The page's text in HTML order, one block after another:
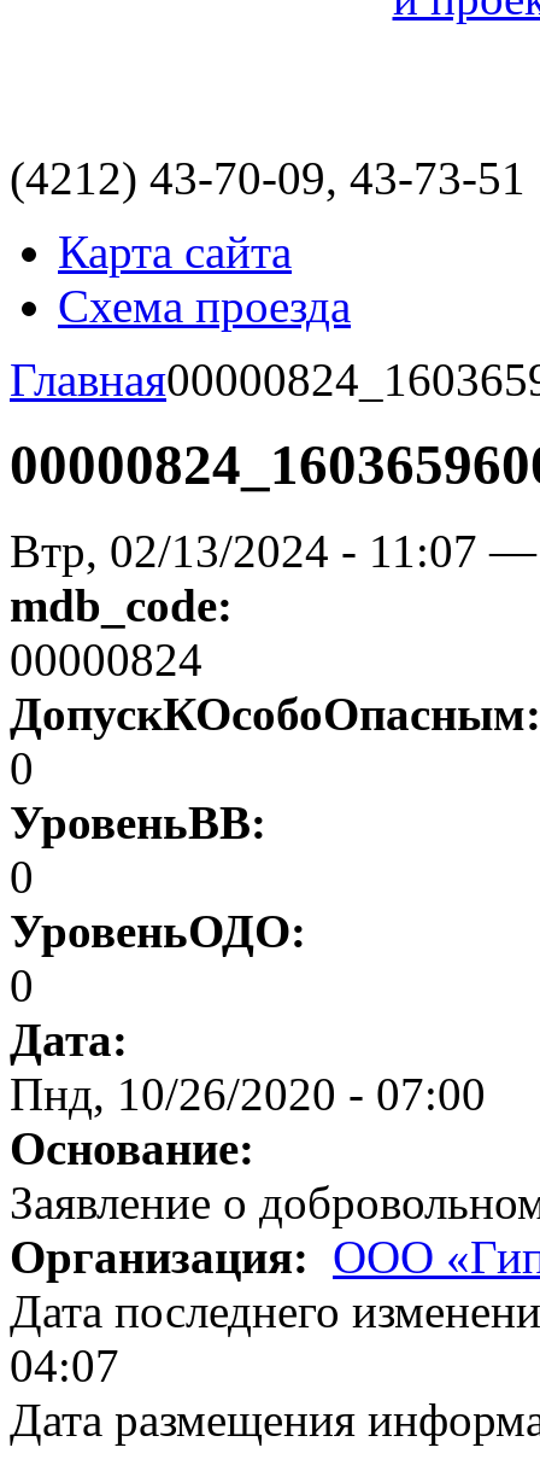
(4212) 43-70-09, 43-73-51
Карта сайта
Схема проезда
Главная
Втр, 02/13/2024 - 11:07 —
mdb_code:
00000824
0
УровеньВВ:
0
УровеньОДО:
0
Дата:
Пнд, 10/26/2020 - 07:00
Основание:
Заявление о
Организация: ООО
Дата последнего
04:07
Дата размещения